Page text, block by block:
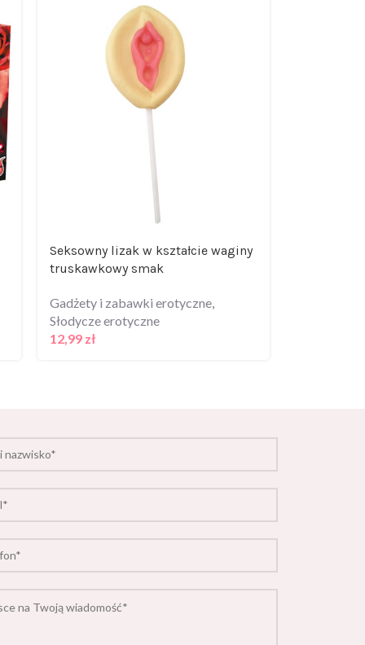
Seksowny lizak w kształcie waginy
truskawkowy smak
Gadżety i zabawki erotyczne,
Słodycze erotyczne
12,99 zł